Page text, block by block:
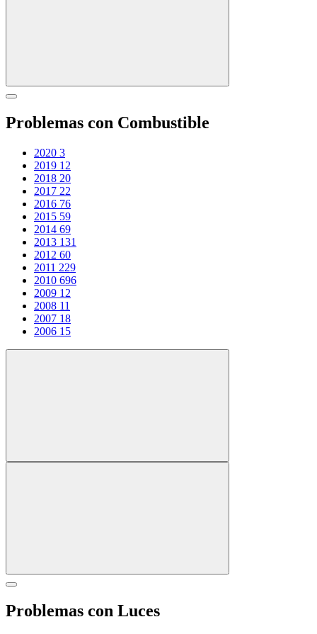
Problemas con Combustible
2020 3
2019 12
2018 20
2017 22
2016 76
2015 59
2014 69
2013 131
2012 60
2011 229
2010 696
2009 12
2008 11
2007 18
2006 15
Problemas con Luces